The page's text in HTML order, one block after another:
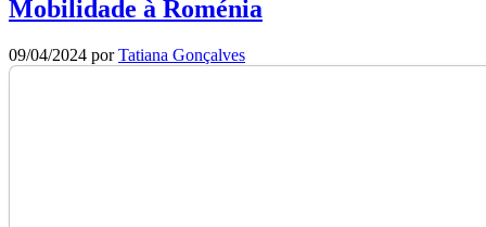
Mobilidade à Roménia
09/04/2024 porTatiana Gonçalves